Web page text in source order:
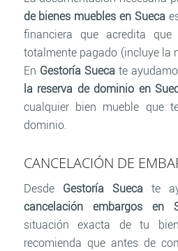
de bienes muebles en Sueca
financiera que acredita
totalmente pagado (incluye la
En Gestoría Sueca te
la reserva de dominio en
cualquier bien mueble que
dominio.
CANCELACIÓN DE
Desde Gestoría Sueca te
cancelación embargos en
situación exacta de tu
recomienda que antes de